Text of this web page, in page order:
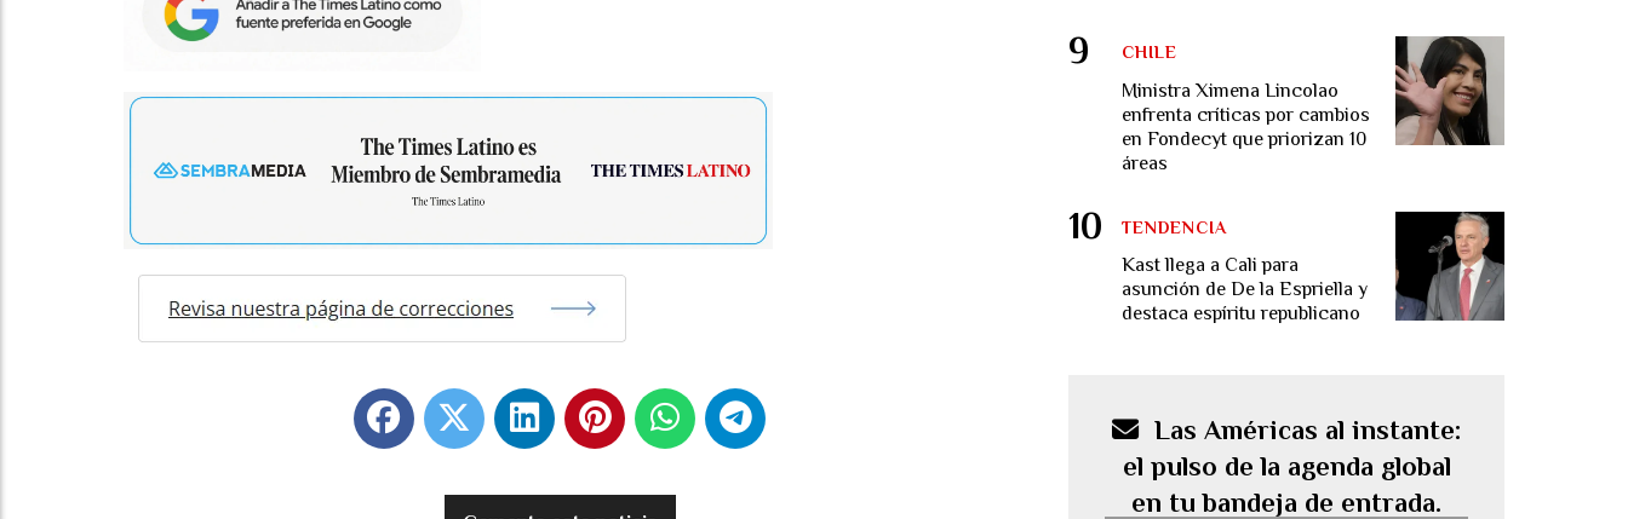
Ministra Ximena Lincolao
enfrenta críticas por cambios
en Fondecyt que priorizan 10
áreas
CHILE
Kast llega a Cali para
asunción de De la Espriella y
destaca espíritu republicano
TENDENCIA
Las Américas al instante:
el pulso de la agenda global
en tu bandeja de entrada.